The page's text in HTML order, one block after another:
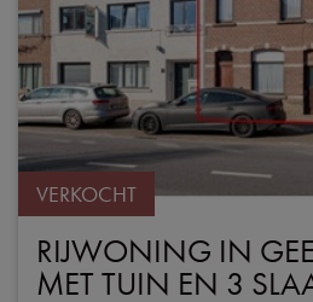
VERKOCHT
RIJWONING IN
MET TUIN EN 3